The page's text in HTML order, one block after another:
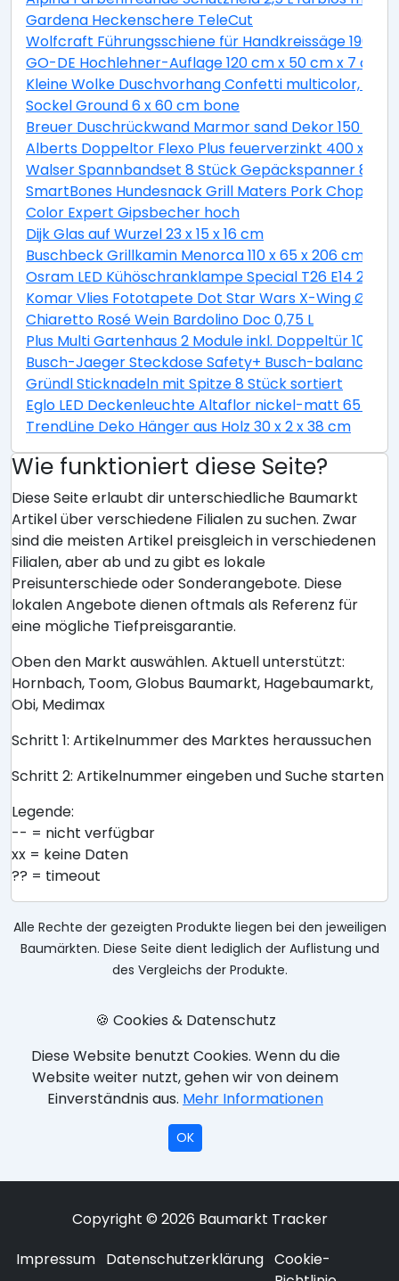
Gardena Heckenschere TeleCut
Wolfcraft Führungsschiene für Handkreissäge 190 x
GO-DE Hochlehner-Auflage 120 cm x 50 cm x 7 cm,
Kleine Wolke Duschvorhang Confetti multicolor, 180
Sockel Ground 6 x 60 cm bone
Breuer Duschrückwand Marmor sand Dekor 150 x
Alberts Doppeltor Flexo Plus feuerverzinkt 400 x 160
Walser Spannbandset 8 Stück Gepäckspanner 8
SmartBones Hundesnack Grill Maters Pork Chop 3
Color Expert Gipsbecher hoch
Dijk Glas auf Wurzel 23 x 15 x 16 cm
Buschbeck Grillkamin Menorca 110 x 65 x 206 cm
Osram LED Kühöschranklampe Special T26 E14
Komar Vlies Fototapete Dot Star Wars X-Wing Ø
Chiaretto Rosé Wein Bardolino Doc 0,75 L
Plus Multi Gartenhaus 2 Module inkl. Doppeltür 10,5
Busch-Jaeger Steckdose Safety+ Busch-balance® SI,
Gründl Sticknadeln mit Spitze 8 Stück sortiert
Eglo LED Deckenleuchte Altaflor nickel-matt 65 x
TrendLine Deko Hänger aus Holz 30 x 2 x 38 cm
Wie funktioniert diese Seite?
Diese Seite erlaubt dir unterschiedliche Baumarkt
Artikel über verschiedene Filialen zu suchen. Zwar
sind die meisten Artikel preisgleich in verschiedenen
Filialen, aber ab und zu gibt es lokale
Preisunterschiede oder Sonderangebote. Diese
lokalen Angebote dienen oftmals als Referenz für
eine mögliche Tiefpreisgarantie.
Oben den Markt auswählen. Aktuell unterstützt:
Hornbach, Toom, Globus Baumarkt, Hagebaumarkt,
Obi, Medimax
Schritt 1: Artikelnummer des Marktes heraussuchen
Schritt 2: Artikelnummer eingeben und Suche starten
Legende:
-- = nicht verfügbar
xx = keine Daten
?? = timeout
Alle Rechte der gezeigten Produkte liegen bei den jeweiligen
Baumärkten. Diese Seite dient lediglich der Auflistung und
des Vergleichs der Produkte.
🍪 Cookies & Datenschutz
Diese Website benutzt Cookies. Wenn du die
Website weiter nutzt, gehen wir von deinem
Einverständnis aus. Mehr Informationen
OK
Copyright © 2026 Baumarkt Tracker
Impressum Datenschutzerklärung Cookie-